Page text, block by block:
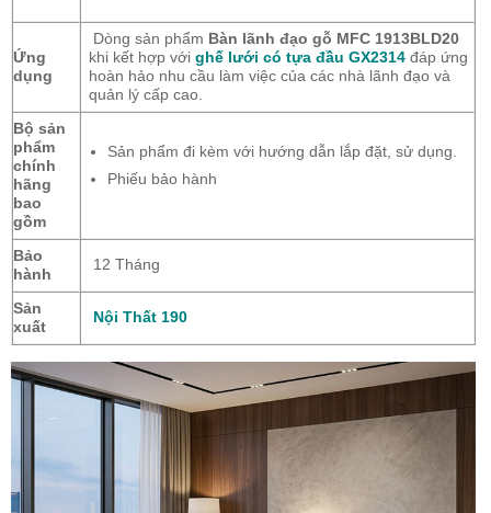
Ứng
dụng
Dòng sản phẩm Bàn lãnh đạo gỗ MFC 1913BLD20
khi kết hợp với ghế lưới có tựa đầu GX2314đáp ứng
hoàn hảo nhu cầu làm việc của các nhà lãnh đạo và
quản lý cấp cao.
Bộ sản
phẩm
chính
hãng
bao
gồm
Sản phẩm đi kèm với hướng dẫn lắp đặt, sử dụng.
Phiếu bảo hành
Bảo
hành
12 Tháng
Sản
xuất
Nội Thất 190